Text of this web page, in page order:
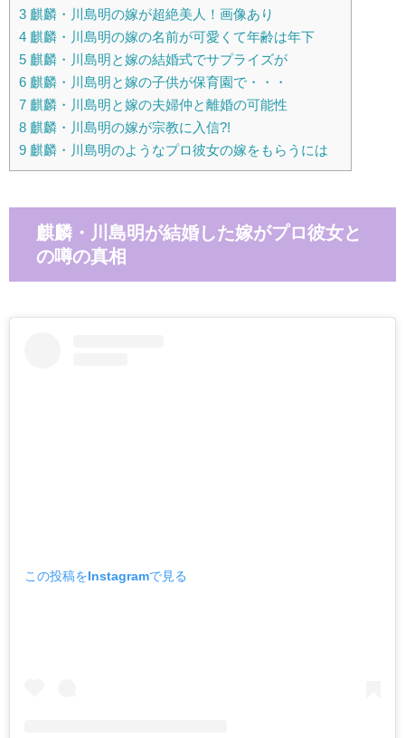
3 麒麟・川島明の嫁が超絶美人！画像あり
4 麒麟・川島明の嫁の名前が可愛くて年齢は年下
5 麒麟・川島明と嫁の結婚式でサプライズが
6 麒麟・川島明と嫁の子供が保育園で・・・
7 麒麟・川島明と嫁の夫婦仲と離婚の可能性
8 麒麟・川島明の嫁が宗教に入信?!
9 麒麟・川島明のようなプロ彼女の嫁をもらうには
麒麟・川島明が結婚した嫁がプロ彼女と
の噂の真相
この投稿をInstagramで見る